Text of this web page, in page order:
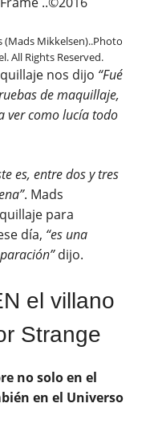
(Mads Mikkelsen)..Photo
All Rights Reserved.
nos dijo “Fué
de maquillaje,
ver como lucía todo
es, entre dos y tres
. Mads
para
día, “es una
dijo.
el villano
Strange
no solo en el
en el Universo